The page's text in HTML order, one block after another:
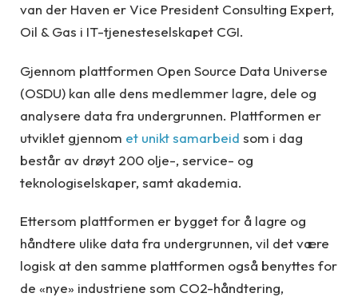
van der Haven er Vice President Consulting Expert,
Oil & Gas i IT-tjenesteselskapet CGI.
Gjennom plattformen Open Source Data Universe
(OSDU) kan alle dens medlemmer lagre, dele og
analysere data fra undergrunnen. Plattformen er
utviklet gjennom et unikt samarbeid som i dag
består av drøyt 200 olje-, service- og
teknologiselskaper, samt akademia.
Ettersom plattformen er bygget for å lagre og
håndtere ulike data fra undergrunnen, vil det være
logisk at den samme plattformen også benyttes for
de «nye» industriene som CO2-håndtering,